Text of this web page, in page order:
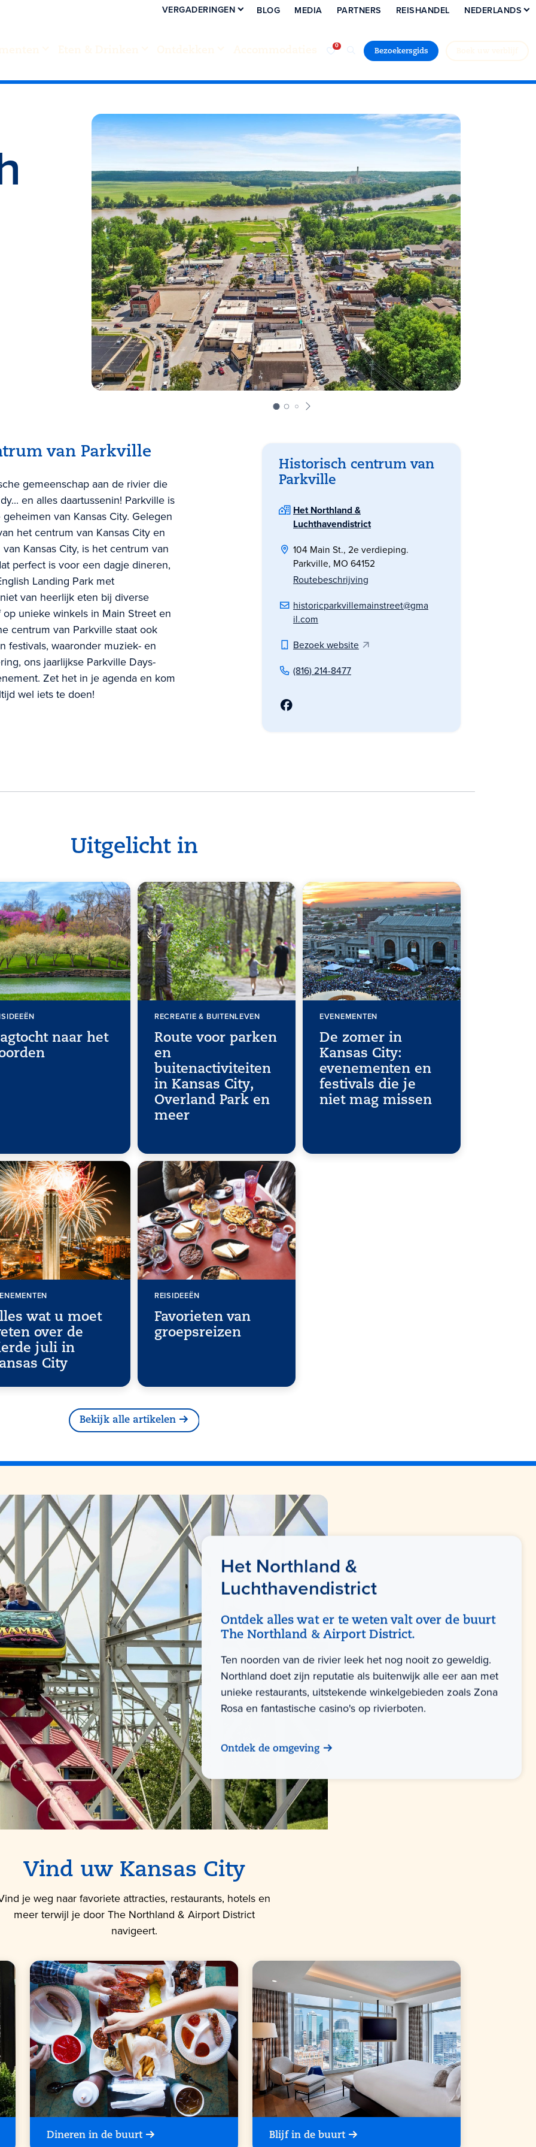
Bezoekersgids
VERGADERINGEN BLOG MEDIA PARTNERS REISHANDEL NEDERLANDS
van Parkville
gemeenschap aan de rivier die
en alles daartussenin! Parkville is
van Kansas City. Gelegen
het centrum van Kansas City en
Kansas City, is het centrum van
perfect is voor een dagje dineren,
Landing Park met
van heerlijk eten bij diverse
unieke winkels in Main Street en
centrum van Parkville staat ook
festivals, waaronder muziek- en
ons jaarlijkse Parkville Days-
Zet het in je agenda en kom
wel iets te doen!
Historisch centrum van
Parkville
Het Northland &
Luchthavendistrict
104 Main St., 2e verdieping.
Parkville, MO 64152
Routebeschrijving
historicparkvillemainstreet@gma
il.com
Bezoek website
(816) 214-8477
Uitgelicht in
naar het
RECREATIE & BUITENLEVEN
Route voor parken
en
buitenactiviteiten
in Kansas City,
Overland Park en
meer
EVENEMENTEN
De zomer in
Kansas City:
evenementen en
festivals die je
niet mag missen
wat u moet
over de
juli in
City
REISIDEEËN
Favorieten van
groepsreizen
Bekijk alle artikelen
Het Northland &
Luchthavendistrict
Ontdek alles wat er te weten valt over de buurt
The Northland & Airport District.
Ten noorden van de rivier leek het nog nooit zo geweldig.
Northland doet zijn reputatie als buitenwijk alle eer aan met
unieke restaurants, uitstekende winkelgebieden zoals Zona
Rosa en fantastische casino's op rivierboten.
Ontdek de omgeving
Vind uw Kansas City
je weg naar favoriete attracties, restaurants, hotels en
meer terwijl je door The Northland & Airport District
navigeert.
Dineren in de buurt Blijf in de buurt